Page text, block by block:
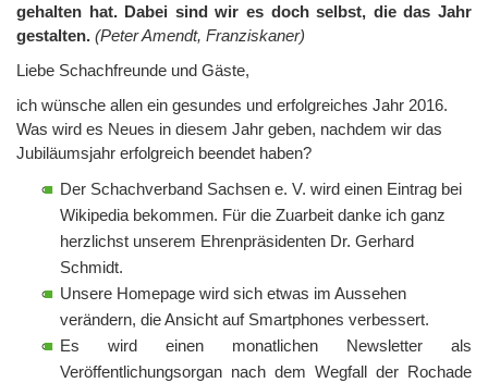
gehalten hat. Dabei sind wir es doch selbst, die das Jahr
gestalten. (Peter Amendt, Franziskaner)
Liebe Schachfreunde und Gäste,
ich wünsche allen ein gesundes und erfolgreiches Jahr 2016.
Was wird es Neues in diesem Jahr geben, nachdem wir das
Jubiläumsjahr erfolgreich beendet haben?
Der Schachverband Sachsen e. V. wird einen Eintrag bei
Wikipedia bekommen. Für die Zuarbeit danke ich ganz
herzlichst unserem Ehrenpräsidenten Dr. Gerhard
Schmidt.
Unsere Homepage wird sich etwas im Aussehen
verändern, die Ansicht auf Smartphones verbessert.
Es wird einen monatlichen Newsletter als
Veröffentlichungsorgan nach dem Wegfall der Rochade